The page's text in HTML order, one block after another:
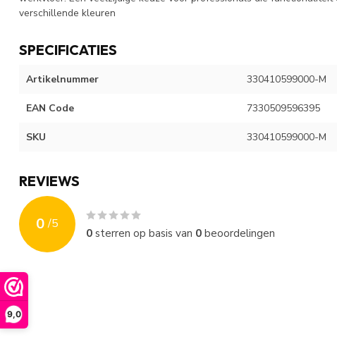
9,0
verschillende kleuren
SPECIFICATIES
Artikelnummer 330410599000-M
EAN Code 7330509596395
SKU 330410599000-M
REVIEWS
0 /5
0sterren op basis van 0beoordelingen